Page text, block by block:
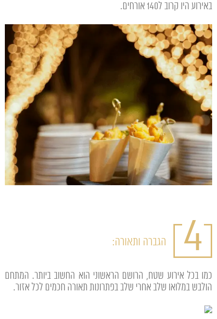
באירוע היו קרוב ל140 אורחים.
4 הגברה ותאורה:
כמו בכל אירוע שטח, הרושם הראשוני הוא החשוב ביותר. המתחם
הולבש במלואו שלב אחרי שלב בפתרונות תאורה חכמים לכל אזור.